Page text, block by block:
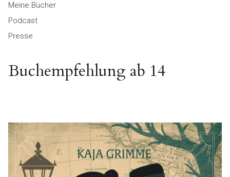
Meine Bücher
Podcast
Presse
Buchempfehlung ab 14